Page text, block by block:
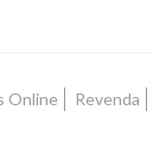
Online Revenda